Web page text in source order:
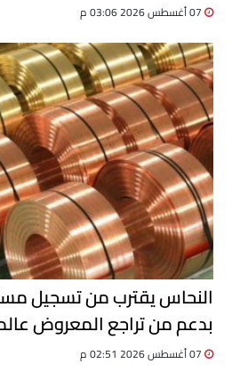
النحاس يقترب من تسجيل
بدعم من تراجع المعروض